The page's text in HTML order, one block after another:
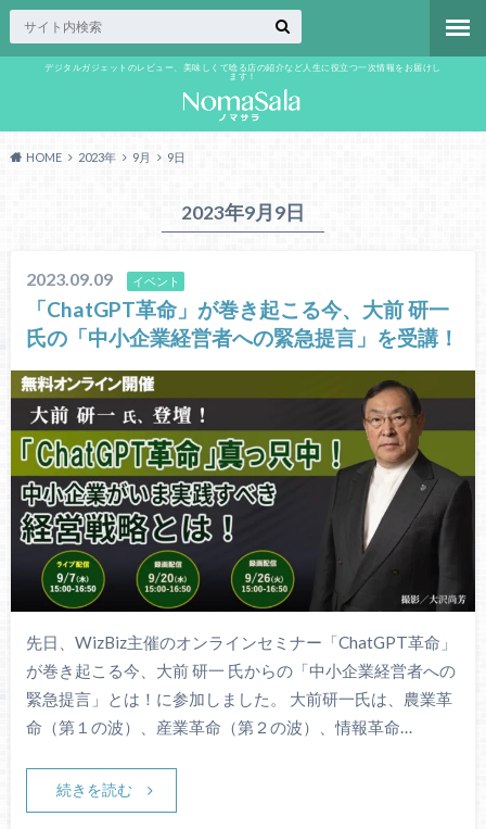
デジタルガジェットのレビュー、美味しくて唸る店の紹介など人生に役立つ一次情報をお届けし
ます！
HOME 2023年 9月 9日
2023年9月9日
2023.09.09 イベント
「ChatGPT革命」が巻き起こる今、大前 研一
氏の「中小企業経営者への緊急提言」を受講！
先日、WizBiz主催のオンラインセミナー「ChatGPT革命」
が巻き起こる今、大前 研一 氏からの「中小企業経営者への
緊急提言」とは！に参加しました。 大前研一氏は、農業革
命（第１の波）、産業革命（第２の波）、情報革命…
続きを読む